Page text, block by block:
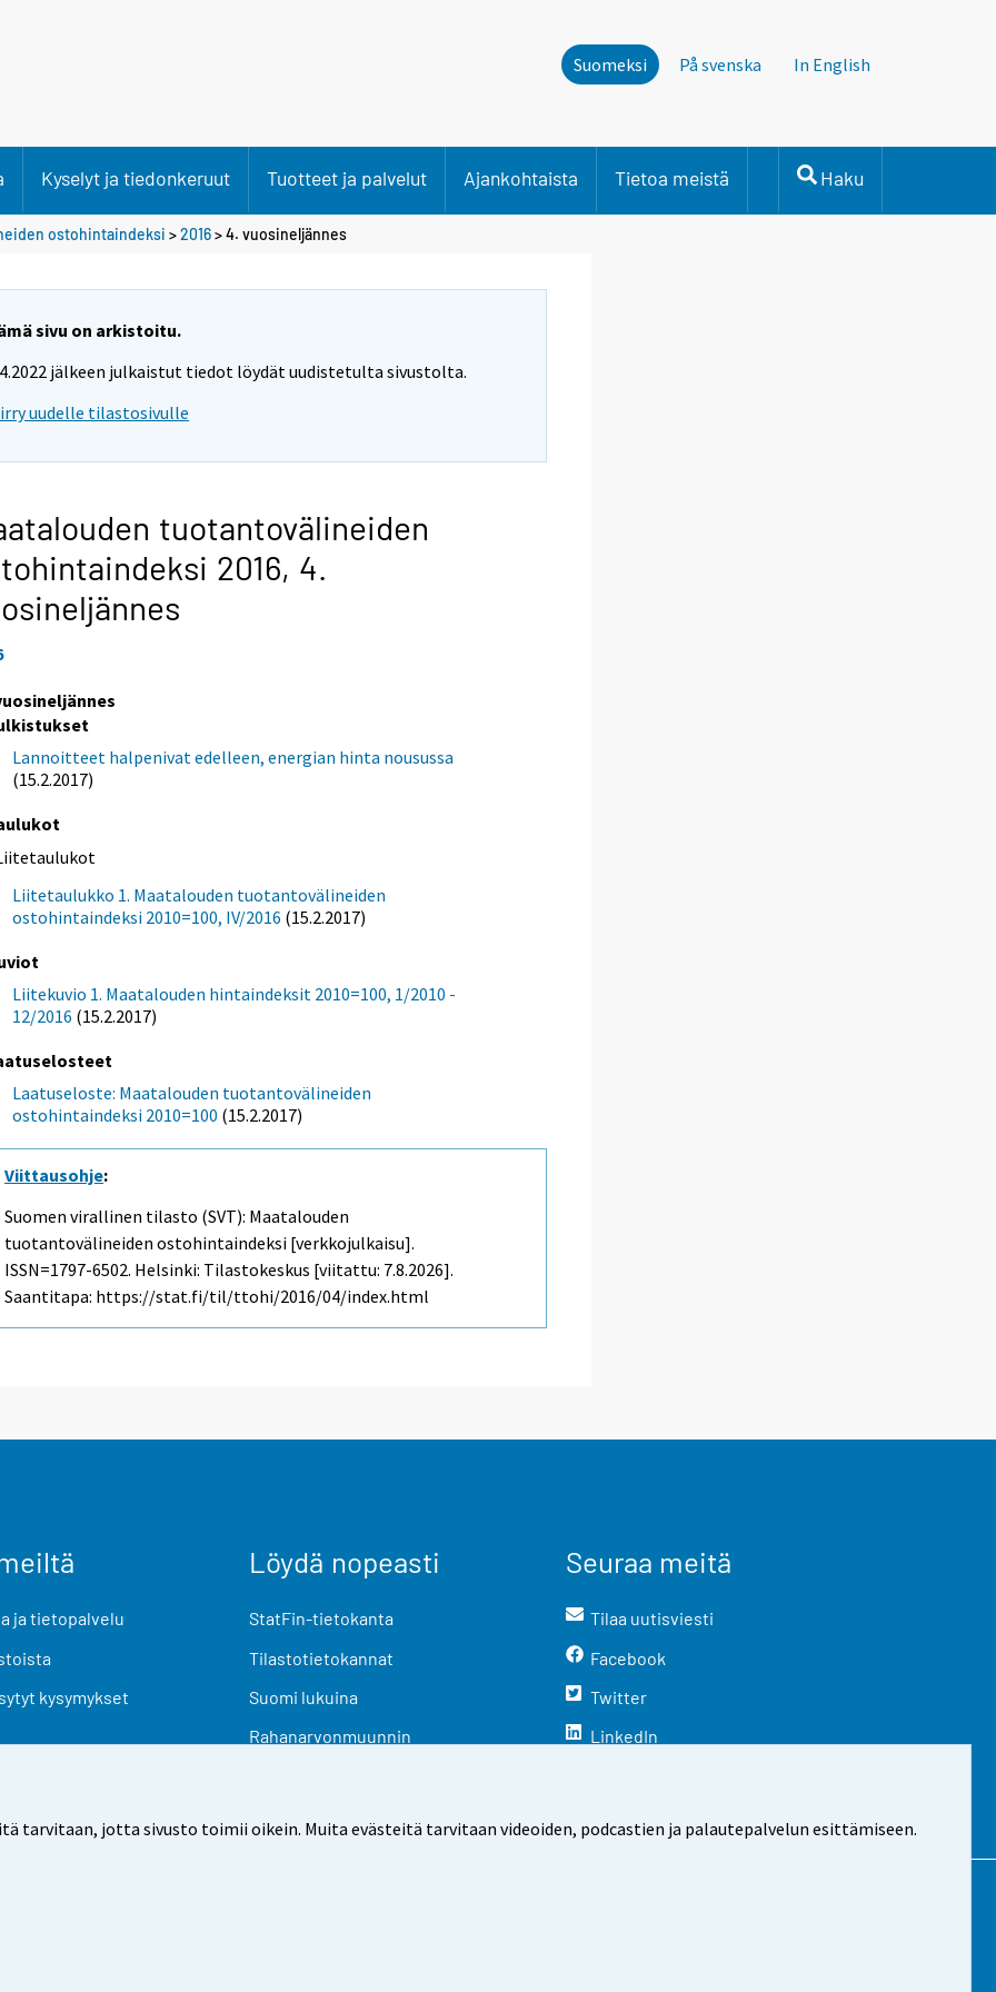
tarvitaan, jotta sivusto toimii oikein. Muita evästeitä tarvitaan videoiden, podcastien ja palautepalvelun esittämiseen.
Suomeksi På svenska In English
Kyselyt ja tiedonkeruut Tuotteet ja palvelut Ajankohtaista Tietoa meistä Haku
ostohintaindeksi >2016>4. vuosineljännes
sivu on arkistoitu.
jälkeen julkaistut tiedot löydät uudistetulta sivustolta.
uudelle tilastosivulle
tuotantovälineiden
2016, 4.
Lannoitteet halpenivat edelleen, energian hinta nousussa
(15.2.2017)
Liitetaulukko 1. Maatalouden tuotantovälineiden
ostohintaindeksi 2010=100, IV/2016 (15.2.2017)
Liitekuvio 1. Maatalouden hintaindeksit 2010=100, 1/2010 -
12/2016 (15.2.2017)
Laatuseloste: Maatalouden tuotantovälineiden
ostohintaindeksi 2010=100 (15.2.2017)
Viittausohje:
Suomen virallinen tilasto (SVT): Maatalouden
tuotantovälineiden ostohintaindeksi [verkkojulkaisu].
ISSN=1797-6502. Helsinki: Tilastokeskus [viitattu: 7.8.2026].
Saantitapa: https://stat.fi/til/ttohi/2016/04/index.html
ja tietopalvelu
kysymykset
Löydä nopeasti
StatFin-tietokanta
Tilastotietokannat
Suomi lukuina
Rahanarvonmuunnin
Seuraa meitä
Tilaa uutisviesti
Facebook
Twitter
LinkedIn